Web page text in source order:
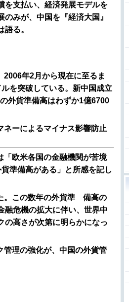
を支払い、経済発展モデルを
みが、中国を『経済大国』
る。
年2月から現在に至るま
を突破している。新中国成立
外貨準備高はわずか1億6700
ーによるマイナス影響防止
「欧米各国の金融機関が苦境
準備高がある」と所感を記し
。この数年の外貨準 備高の
融危機の拡大に伴い、世界中
の高さが次第に明らかになっ
管理の強化が、中国の外貨管